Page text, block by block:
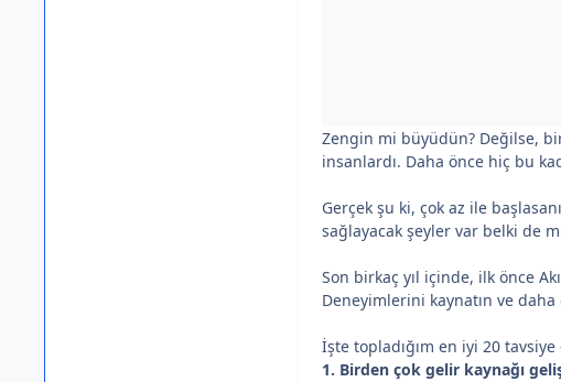
Zengin mi büyüdün? Değilse,
insanlardı. Daha önce hiç bu
Gerçek şu ki, çok az ile
sağlayacak şeyler var belki de
Son birkaç yıl içinde, ilk önce
Deneyimlerini kaynatın ve daha
İşte topladığım en iyi 20
1. Birden çok gelir kaynağı